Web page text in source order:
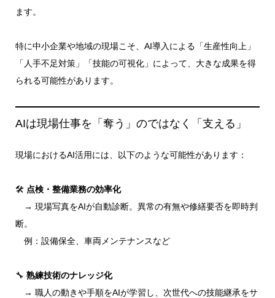
ます。
特に中小企業や地域の現場こそ、AI導入による「生産性向上」
「人手不足対策」「技能の可視化」によって、大きな成果を得
られる可能性があります。
AIは現場仕事を「奪う」のではなく「支える」
現場におけるAI活用には、以下のような可能性があります：
🛠 点検・整備業務の効率化
→ 現場写真をAIが自動診断。異常の有無や修繕要否を即時判
断。
例：設備保全、車両メンテナンスなど
🔧 熟練技術のナレッジ化
→ 職人の動きや手順をAIが学習し、次世代への技能継承をサ